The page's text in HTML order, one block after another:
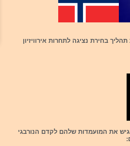
בחירת נציגה לתחרות אירוויזיון
את המועמדות שלהם לקדם הנורבגי